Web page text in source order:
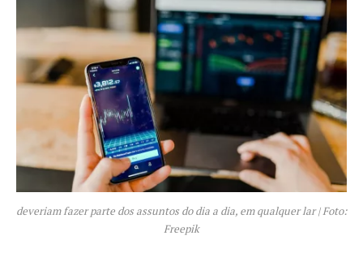
deveriam fazer parte dos assuntos do dia a dia, em qualquer lar | Foto:
Freepik